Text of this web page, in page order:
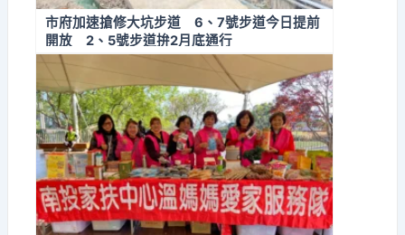
市府加速搶修大坑步道 6、7號步道今日提前
開放 2、5號步道拚2月底通行